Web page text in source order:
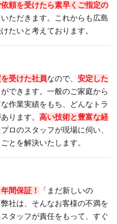
依頼を受けたら素早くご指定の
ただきます。これからも広島
たいと考えております。
受けた社員なので、安定した
できます。一般のご家庭から
作業実績をもち、どんなトラ
ります。高い技術と豊富な経
ロのスタッフが現場に伺い、
とを解決いたします。
間保証！
「まだ新しいの
社は、そんなお客様の不満を
タッフが責任をもって、すぐ